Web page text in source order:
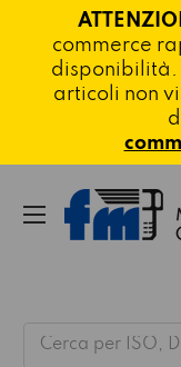
commerce
disponibilità.
articoli non
Cerca